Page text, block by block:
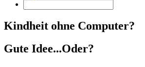
Kindheit ohne Computer?
Gute Idee...Oder?